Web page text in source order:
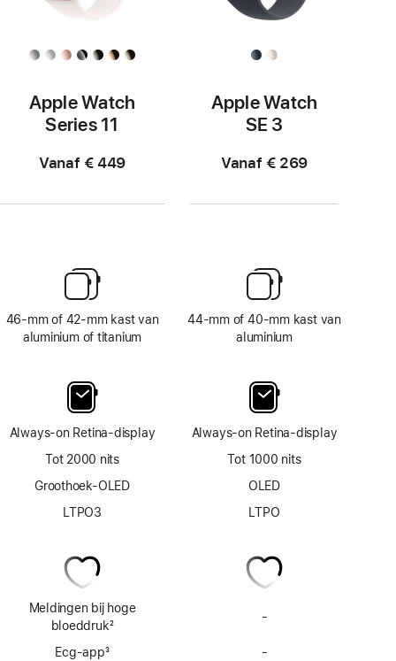
Apple Watch
Series 11
Vanaf € 449
46‑mm of 42‑mm kast van
aluminium of titanium
Always‑on Retina‑display
Tot 2000 nits
Groothoek-OLED
LTPO3
Meldingen bij hoge
bloeddruk2
Ecg‑app3
Apple Watch
SE 3
Vanaf € 269
44‑mm of 40‑mm kast van
aluminium
Always‑on Retina‑display
Tot 1000 nits
OLED
LTPO
-
-